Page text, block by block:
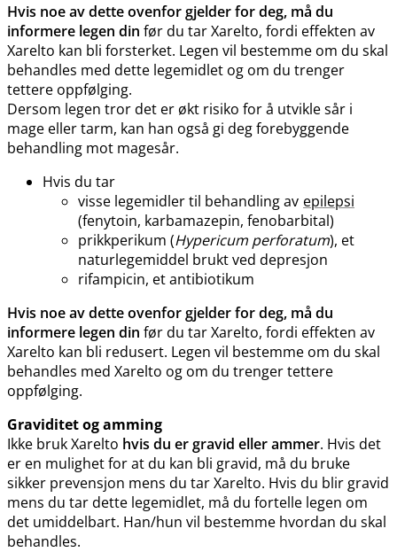
Hvis noe av dette ovenfor gjelder for deg, må du
informere legen din før du tar Xarelto, fordi effekten av
Xarelto kan bli forsterket. Legen vil bestemme om du skal
behandles med dette legemidlet og om du trenger
tettere oppfølging.
Dersom legen tror det er økt risiko for å utvikle sår i
mage eller tarm, kan han også gi deg forebyggende
behandling mot magesår.
Hvis du tar
visse legemidler til behandling av epilepsi
(fenytoin, karbamazepin, fenobarbital)
prikkperikum (Hypericum perforatum), et
naturlegemiddel brukt ved depresjon
rifampicin, et antibiotikum
Hvis noe av dette ovenfor gjelder for deg, må du
informere legen din før du tar Xarelto, fordi effekten av
Xarelto kan bli redusert. Legen vil bestemme om du skal
behandles med Xarelto og om du trenger tettere
oppfølging.
Graviditet og amming
Ikke bruk Xarelto hvis du er gravid eller ammer. Hvis det
er en mulighet for at du kan bli gravid, må du bruke
sikker prevensjon mens du tar Xarelto. Hvis du blir gravid
mens du tar dette legemidlet, må du fortelle legen om
det umiddelbart. Han​/​hun vil bestemme hvordan du skal
behandles.